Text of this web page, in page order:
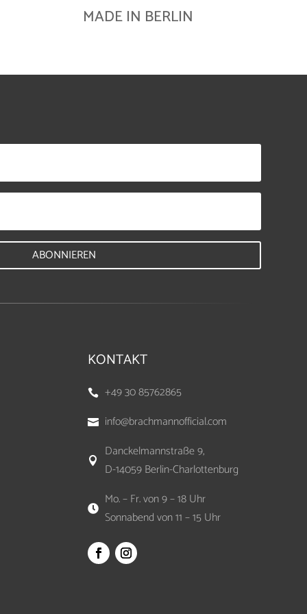
MADE IN BERLIN
ABONNIEREN
KONTAKT
 +49 30 85762865
 info@brachmannofficial.com

Danckelmannstraße 9,
D-14059 Berlin-Charlottenburg

Mo. – Fr. von 9 – 18 Uhr
Sonnabend von 11 – 15 Uhr